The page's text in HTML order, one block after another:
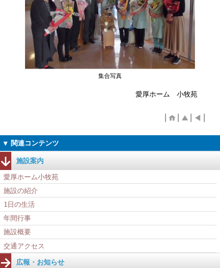
集合写真
愛厚ホーム 小牧苑
施設案内
愛厚ホーム小牧苑
施設の紹介
1日の生活
年間行事
施設概要
交通アクセス
広報・お知らせ